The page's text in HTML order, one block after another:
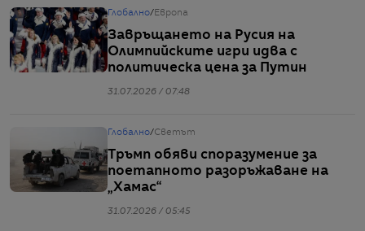
Глобално/ Европа
Завръщането на Русия на
Олимпийските игри идва с
политическа цена за Путин
31.07.2026 / 07:48
Глобално/Светът
Тръмп обяви споразумение за
поетапното разоръжаване на
„Хамас“
31.07.2026 / 05:45